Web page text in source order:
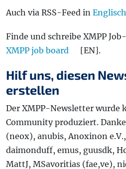
Auch via RSS-Feed in Englisch
Finde und schreibe XMPP
XMPP job board
[EN].
Hilf uns, diesen
erstellen
Der XMPP-Newsletter wurde
Community produziert.
(neox), anubis, Anoxinon
daimonduff, emus, guusdk,
MattJ, MSavoritias (fae,ve),